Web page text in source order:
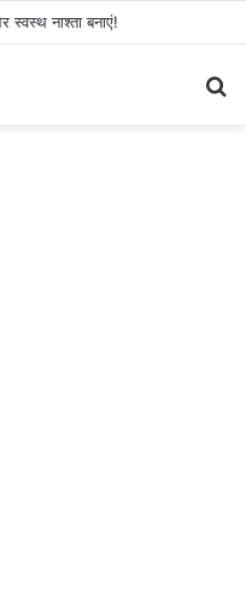
नाश्ता बनाएं!